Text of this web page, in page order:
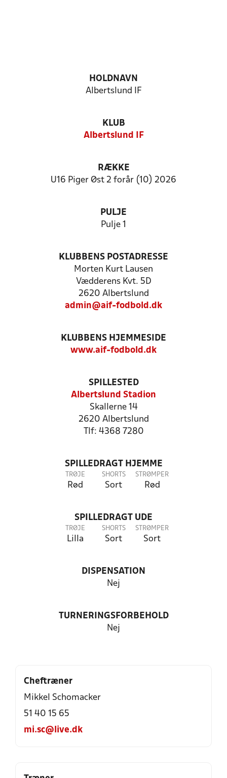
HOLDNAVN
Albertslund IF
KLUB
Albertslund IF
RÆKKE
U16 Piger Øst 2 forår (10) 2026
PULJE
Pulje 1
KLUBBENS POSTADRESSE
Morten Kurt Lausen
Vædderens Kvt. 5D
2620 Albertslund
admin@aif-fodbold.dk
KLUBBENS HJEMMESIDE
www.aif-fodbold.dk
SPILLESTED
Albertslund Stadion
Skallerne 14
2620 Albertslund
Tlf: 4368 7280
SPILLEDRAGT HJEMME
TRØJE
Rød
SHORTS
Sort
STRØMPER
Rød
SPILLEDRAGT UDE
TRØJE
Lilla
SHORTS
Sort
STRØMPER
Sort
DISPENSATION
Nej
TURNERINGSFORBEHOLD
Nej
Cheftræner
Mikkel Schomacker
51 40 15 65
mi.sc@live.dk